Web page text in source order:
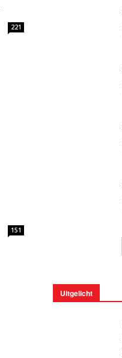
221
151
Uitgelicht